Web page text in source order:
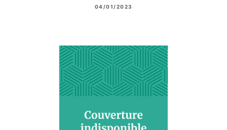
04/01/2023